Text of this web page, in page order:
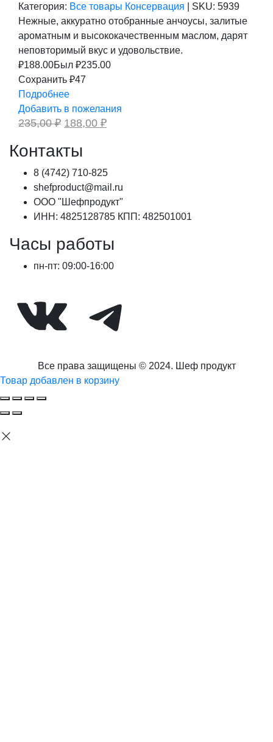
Категория: Все товары Консервация SKU: 5939
Нежные, аккуратно отобранные анчоусы, залитые
ароматным и высококачественным маслом, дарят
неповторимый вкус и удовольствие.
₽188.00Был ₽235.00
Сохранить ₽47
Подробнее
Добавить в пожелания
235,00₽ Первоначальная
цена
235,00 ₽.
188,00 ₽Текущая
цена:
Контакты
8 (4742) 710-825
shefproduct@mail.ru
ООО "Шефпродукт"
ИНН: 4825128785 КПП: 482501001
Часы работы
пн-пт: 09:00-16:00
ВКонтактеTelegram
Все права защищены © 2024. Шеф продукт
Товар добавлен в корзину